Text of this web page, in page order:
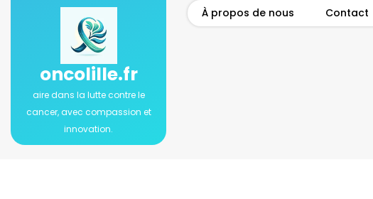
oncolille.fr
aire dans la lutte contre le
cancer, avec compassion et
innovation.
À propos de nous Contact